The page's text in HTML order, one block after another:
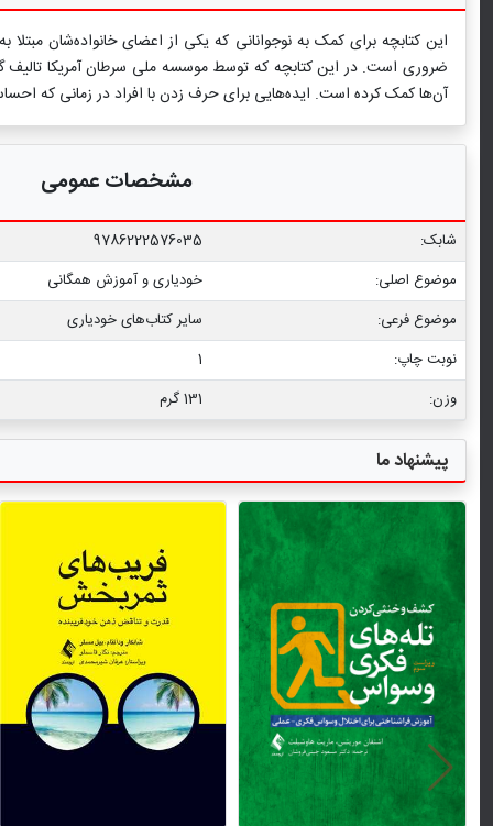
این کتابچه برای کمک به نوجوانانی که یکی از اعضای خانواده‌شان
ضروری است. در این کتابچه که توسط موسسه ملی سرطان آمریکا تالیف
آن‌ها کمک کرده است. ایده‌هایی برای حرف زدن با افراد در زمانی که
مشخصات عمومی
شابک:
9786222576035
موضوع اصلی:
خودیاری و آموزش همگانی
موضوع فرعی:
سایر کتاب‌های خودیاری
نوبت چاپ:
1
وزن:
131 گرم
پیشنهاد ما